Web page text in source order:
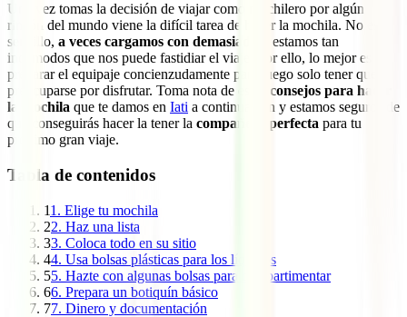
Una vez tomas la decisión de viajar como mochilero por algún
rincón del mundo viene la difícil tarea de hacer la mochila. No es
sencillo, a veces cargamos con demasiado
y estamos tan
incómodos que nos puede fastidiar el viaje. Por ello, lo mejor es
preparar el equipaje concienzudamente para luego solo tener que
preocuparse por disfrutar. Toma nota de estos consejos para hacer
la mochila que te damos en Iati a continuación y estamos seguros de
que conseguirás hacer la tener la compañera perfecta para tu
próximo gran viaje.
Tabla de contenidos
11. Elige tu mochila
22. Haz una lista
33. Coloca todo en su sitio
44. Usa bolsas plásticas para los líquidos
55. Hazte con algunas bolsas para compartimentar
66. Prepara un botiquín básico
77. Dinero y documentación